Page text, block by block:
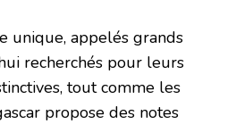
unique, appelés grands
recherchés pour leurs
tout comme les
propose des notes